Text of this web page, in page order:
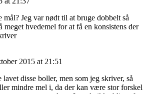
Jeg var nødt til at bruge dobbelt så
meget hvedemel for at få en konsistens der
2015 at 21:51
lavet disse boller, men som jeg skriver, så
mindre mel i, da der kan være stor forskel